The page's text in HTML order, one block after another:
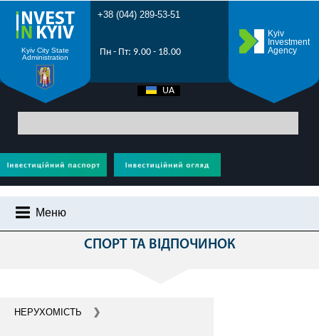
Kyiv City State
Administration
+38 (044) 289-53-51
Пн - Пт: 9.00 - 18.00
Kyiv
Investment
Agency
UA
Меню
ЧОМУ КИЇВ?
Головна> Усі проекти
> Спорт та відпочинок - інвестиції Київ -
зон відпочинку
СПОРТ ТА ВІДПОЧИНОК
НЕРУХОМІСТЬ